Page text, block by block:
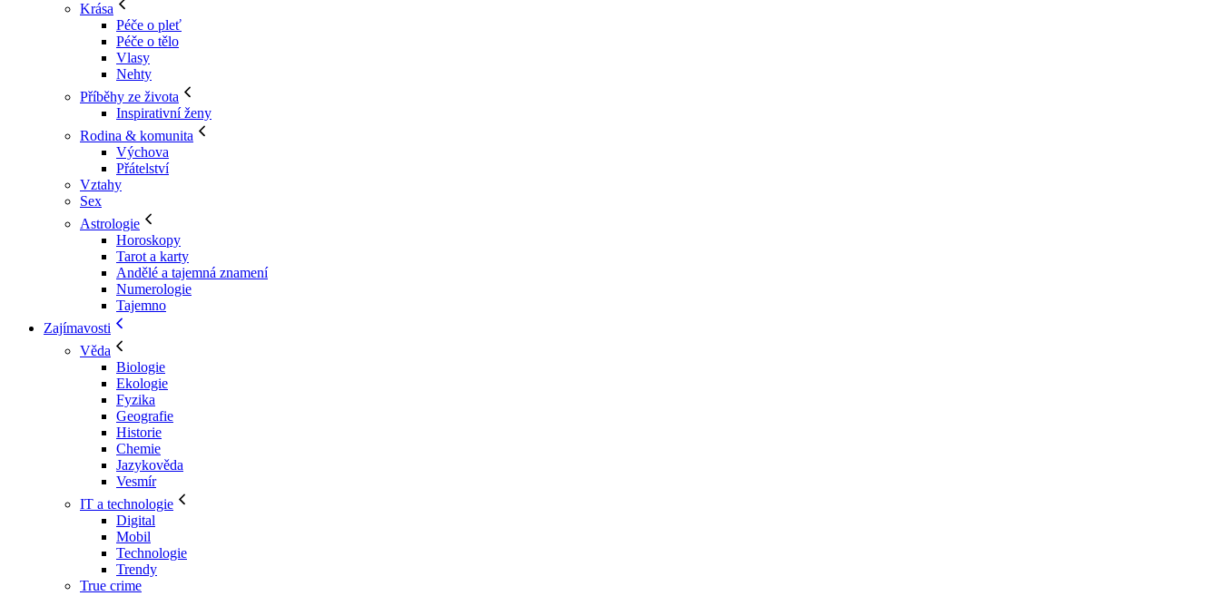
Krása
Péče o pleť
Péče o tělo
Vlasy
Nehty
Příběhy ze života
Inspirativní ženy
Rodina & komunita
Výchova
Přátelství
Vztahy
Sex
Astrologie
Horoskopy
Tarot a karty
Andělé a tajemná znamení
Numerologie
Tajemno
Zajímavosti
Věda
Biologie
Ekologie
Fyzika
Geografie
Historie
Chemie
Jazykověda
Vesmír
IT a technologie
Digital
Mobil
Technologie
Trendy
True crime